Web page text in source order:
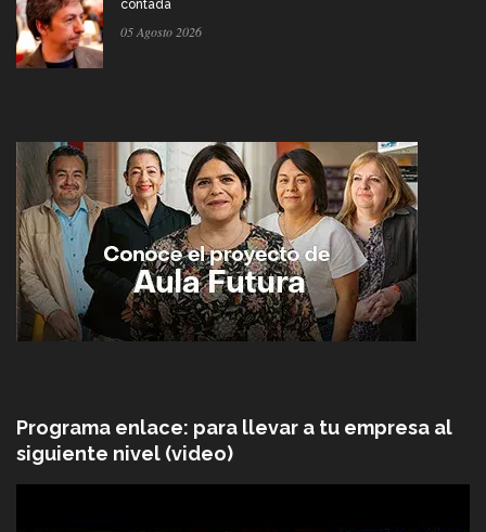
contada
05 Agosto 2026
Programa enlace: para llevar a tu empresa al
siguiente nivel (video)